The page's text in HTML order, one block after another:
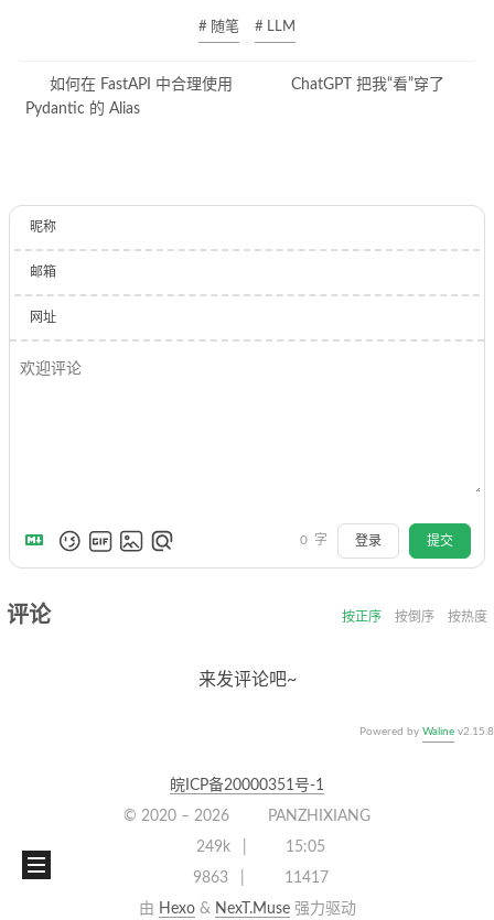
# 随笔 # LLM
如何在 FastAPI 中合理使用
Pydantic 的 Alias
ChatGPT 把我“看”穿了
昵称
邮箱
网址
0 字 登录 提交
评论 按正序 按倒序 按热度
来发评论吧~
Powered by Waline v2.15.8
皖ICP备20000351号-1
© 2020 – 2026
PANZHIXIANG
249k
15:05
9863
11417
由 Hexo& NexT.Muse强力驱动